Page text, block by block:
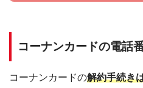
コーナンカードの電話
コーナンカードの解約手続き